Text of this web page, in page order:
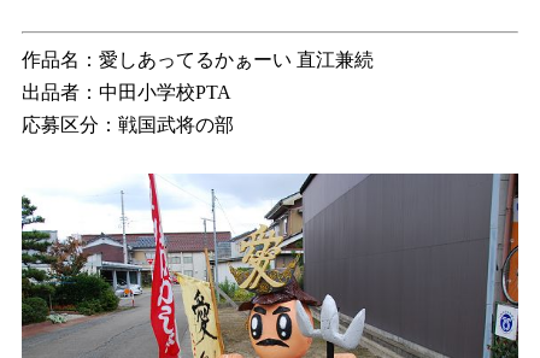
作品名：愛しあってるかぁーい 直江兼続
出品者：中田小学校PTA
応募区分：戦国武将の部